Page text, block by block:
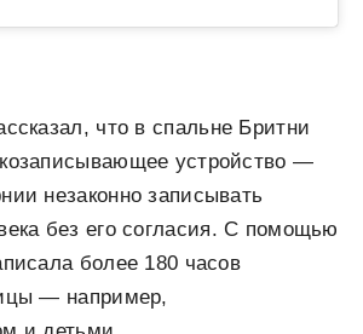
что в спальне Бритни
устройство —
незаконно записывать
без его согласия. С помощью
более 180 часов
— например,